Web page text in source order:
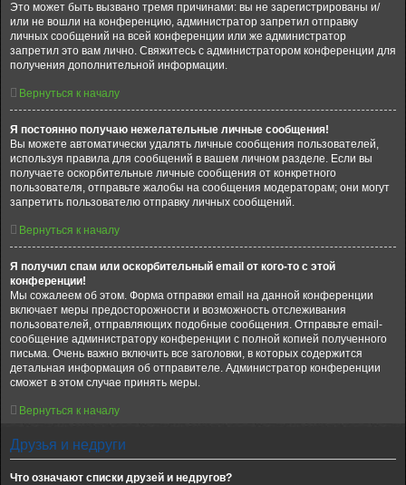
Это может быть вызвано тремя причинами: вы не зарегистрированы и/
или не вошли на конференцию, администратор запретил отправку
личных сообщений на всей конференции или же администратор
запретил это вам лично. Свяжитесь с администратором конференции для
получения дополнительной информации.
Вернуться к началу
Я постоянно получаю нежелательные личные сообщения!
Вы можете автоматически удалять личные сообщения пользователей,
используя правила для сообщений в вашем личном разделе. Если вы
получаете оскорбительные личные сообщения от конкретного
пользователя, отправьте жалобы на сообщения модераторам; они могут
запретить пользователю отправку личных сообщений.
Вернуться к началу
Я получил спам или оскорбительный email от кого-то с этой
конференции!
Мы сожалеем об этом. Форма отправки email на данной конференции
включает меры предосторожности и возможность отслеживания
пользователей, отправляющих подобные сообщения. Отправьте email-
сообщение администратору конференции с полной копией полученного
письма. Очень важно включить все заголовки, в которых содержится
детальная информация об отправителе. Администратор конференции
сможет в этом случае принять меры.
Вернуться к началу
Друзья и недруги
Что означают списки друзей и недругов?